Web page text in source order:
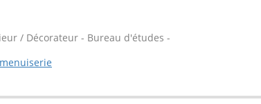
/ Décorateur - Bureau d'études -